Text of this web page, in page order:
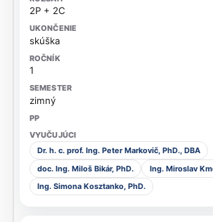
2P + 2C
skúška
1
zimný
Dr. h. c. prof. Ing. Peter Markovič, PhD., DBA
doc. Ing. Miloš Bikár, PhD.
Ing. Miroslav
Ing. Simona Kosztanko, PhD.